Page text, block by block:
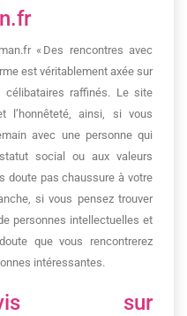
« Des rencontres avec
est véritablement axée sur
célibataires raffinés. Le site
l’honnêteté, ainsi, si vous
avec une personne qui
social ou aux valeurs
doute pas chaussure à votre
si vous pensez trouver
personnes intellectuelles et
que vous rencontrerez
intéressantes.
sur